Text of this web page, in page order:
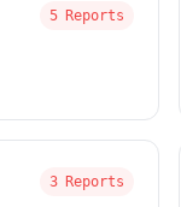
5 Reports
3 Reports